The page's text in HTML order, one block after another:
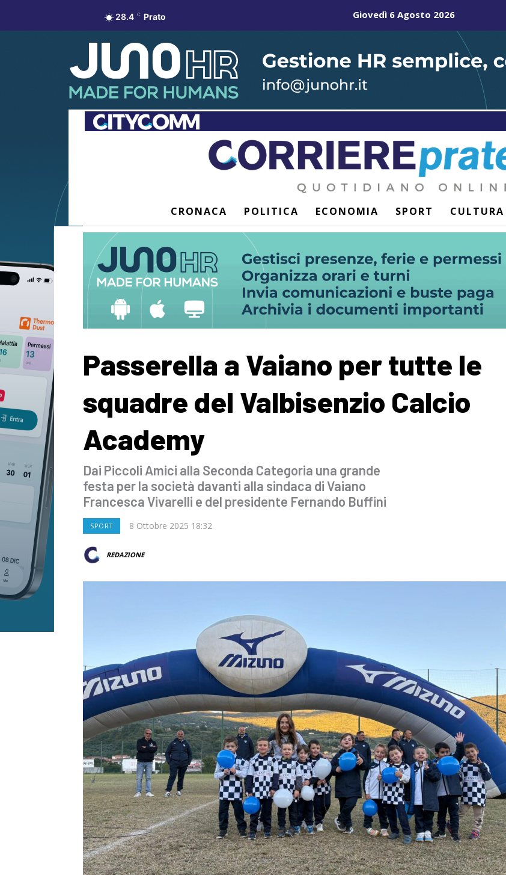
28.4 C Prato Giovedì 6 Agosto 2026
CRONACA POLITICA ECONOMIA SPORT CULTURA
Passerella a Vaiano per tutte le
squadre del Valbisenzio Calcio
Academy
Dai Piccoli Amici alla Seconda Categoria una grande
festa per la società davanti alla sindaca di Vaiano
Francesca Vivarelli e del presidente Fernando Buffini
SPORT 8 Ottobre 2025 18:32
REDAZIONE